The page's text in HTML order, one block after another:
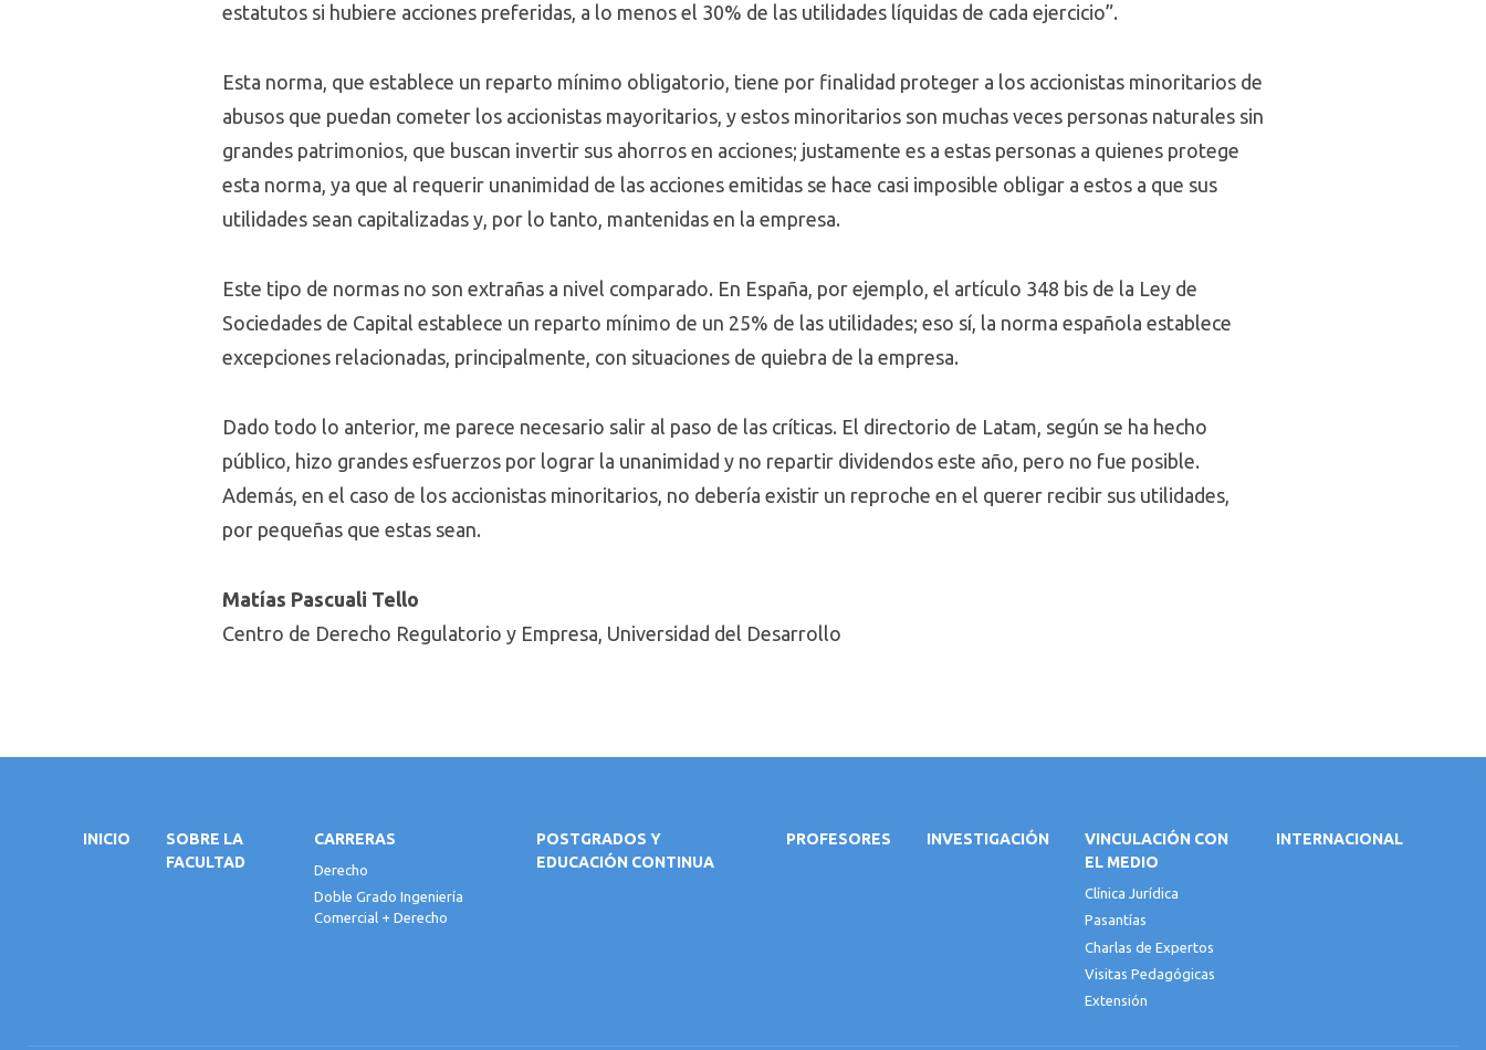
estatutos si hubiere acciones preferidas, a lo menos el 30% de las utilidades líquidas de cada ejercicio”.
Esta norma, que establece un reparto mínimo obligatorio, tiene por finalidad proteger a los accionistas minoritarios de
abusos que puedan cometer los accionistas mayoritarios, y estos minoritarios son muchas veces personas naturales sin
grandes patrimonios, que buscan invertir sus ahorros en acciones; justamente es a estas personas a quienes protege
esta norma, ya que al requerir unanimidad de las acciones emitidas se hace casi imposible obligar a estos a que sus
utilidades sean capitalizadas y, por lo tanto, mantenidas en la empresa.
Este tipo de normas no son extrañas a nivel comparado. En España, por ejemplo, el artículo 348 bis de la Ley de
Sociedades de Capital establece un reparto mínimo de un 25% de las utilidades; eso sí, la norma española establece
excepciones relacionadas, principalmente, con situaciones de quiebra de la empresa.
Dado todo lo anterior, me parece necesario salir al paso de las críticas. El directorio de Latam, según se ha hecho
público, hizo grandes esfuerzos por lograr la unanimidad y no repartir dividendos este año, pero no fue posible.
Además, en el caso de los accionistas minoritarios, no debería existir un reproche en el querer recibir sus utilidades,
por pequeñas que estas sean.
Matías Pascuali Tello
Centro de Derecho Regulatorio y Empresa, Universidad del Desarrollo
INICIO
SOBRE LA
FACULTAD
CARRERAS
Derecho
Doble Grado Ingeniería
Comercial + Derecho
POSTGRADOS Y
EDUCACIÓN CONTINUA
PROFESORES INVESTIGACIÓN
VINCULACIÓN CON
EL MEDIO
Clínica Jurídica
Pasantías
Charlas de Expertos
Visitas Pedagógicas
Extensión
INTERNACIONAL